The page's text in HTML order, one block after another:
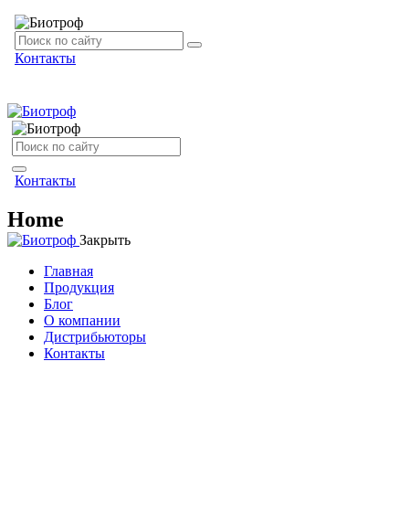
Контакты
Контакты
Home
Закрыть
Главная
Продукция
Блог
О компании
Дистрибьюторы
Контакты